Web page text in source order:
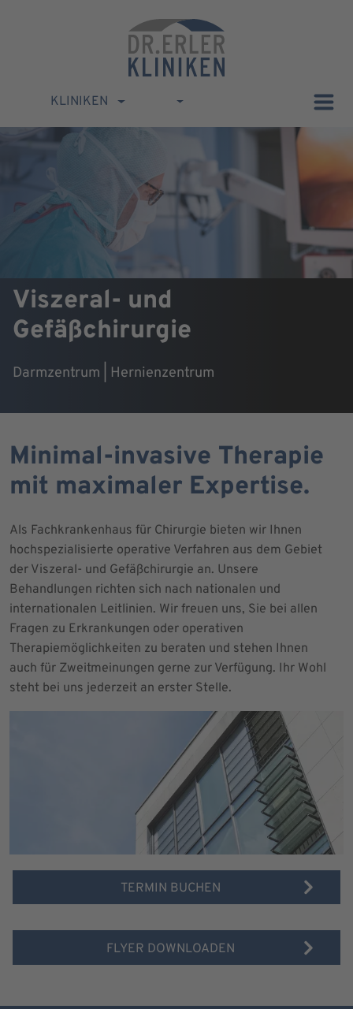
KLINIKEN
Viszeral- und
Gefäßchirurgie
Darmzentrum | Hernienzentrum
Minimal-invasive Therapie
mit maximaler Expertise.
Als Fachkrankenhaus für Chirurgie bieten wir Ihnen
hochspezialisierte operative Verfahren aus dem Gebiet
der Viszeral- und Gefäßchirurgie an. Unsere
Behandlungen richten sich nach nationalen und
internationalen Leitlinien. Wir freuen uns, Sie bei allen
Fragen zu Erkrankungen oder operativen
Therapiemöglichkeiten zu beraten und stehen Ihnen
auch für Zweitmeinungen gerne zur Verfügung. Ihr Wohl
steht bei uns jederzeit an erster Stelle.
TERMIN BUCHEN
FLYER DOWNLOADEN